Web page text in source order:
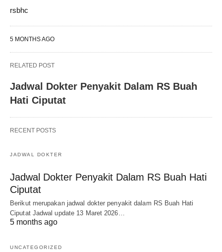
rsbhc
5 MONTHS AGO
RELATED POST
Jadwal Dokter Penyakit Dalam RS Buah
Hati Ciputat
RECENT POSTS
JADWAL DOKTER
Jadwal Dokter Penyakit Dalam RS Buah Hati
Ciputat
Berikut merupakan jadwal dokter penyakit dalam RS Buah Hati
Ciputat Jadwal update 13 Maret 2026…
5 months ago
UNCATEGORIZED